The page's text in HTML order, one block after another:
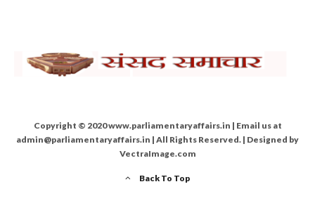
Copyright © 2020 www.parliamentaryaffairs.in | Email us at
admin@parliamentaryaffairs.in | All Rights Reserved. | Designed by
VectraImage.com
Back To Top